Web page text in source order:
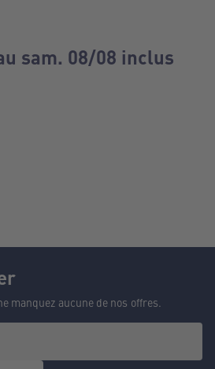
sam. 08/08 inclus
manquez aucune de nos offres.